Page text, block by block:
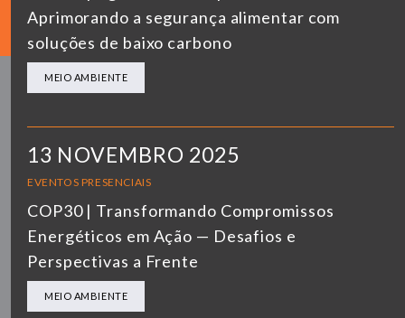
Aprimorando a segurança alimentar com
soluções de baixo carbono
MEIO AMBIENTE
13 NOVEMBRO 2025
EVENTOS PRESENCIAIS
COP30 | Transformando Compromissos
Energéticos em Ação — Desafios e
Perspectivas a Frente
MEIO AMBIENTE